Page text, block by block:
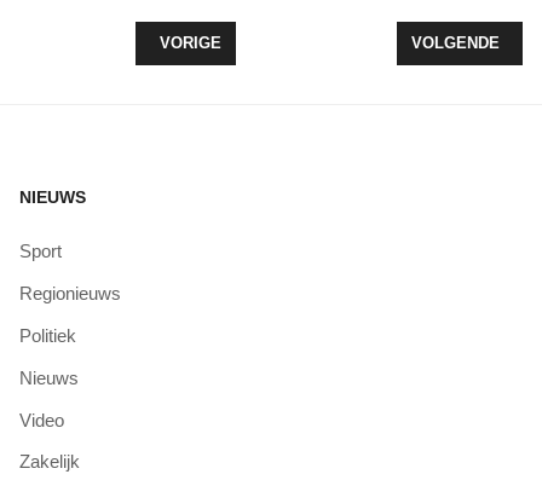
VORIG ARTIKEL: STAATSBOSBEHEER WIL
VORIGE VOLGENDE
VOLGENDE
NIEUWS
Sport
Regionieuws
Politiek
Nieuws
Video
Zakelijk